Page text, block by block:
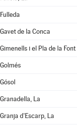
Fulleda
Gavet de la Conca
Gimenells i el Pla de la Font
Golmés
Gósol
Granadella, La
Granja d'Escarp, La